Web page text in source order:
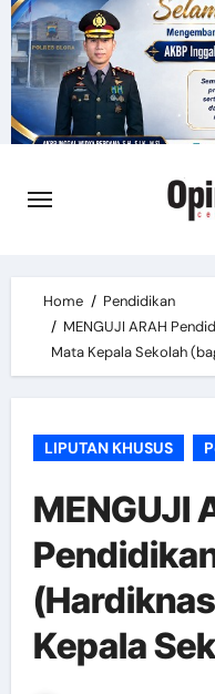
Skip
to
content
Home
Pendidikan
MENGUJI ARAH
Mata Kepala Sekolah
LIPUTAN KHUSUS
MENGUJI
Kepala